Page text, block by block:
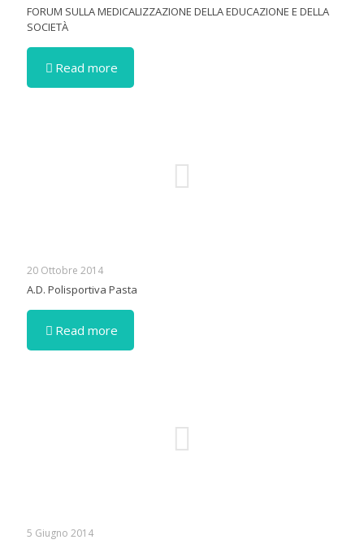
FORUM SULLA MEDICALIZZAZIONE DELLA EDUCAZIONE E DELLA
SOCIETÀ
Read more
20 Ottobre 2014
A.D. Polisportiva Pasta
Read more
5 Giugno 2014